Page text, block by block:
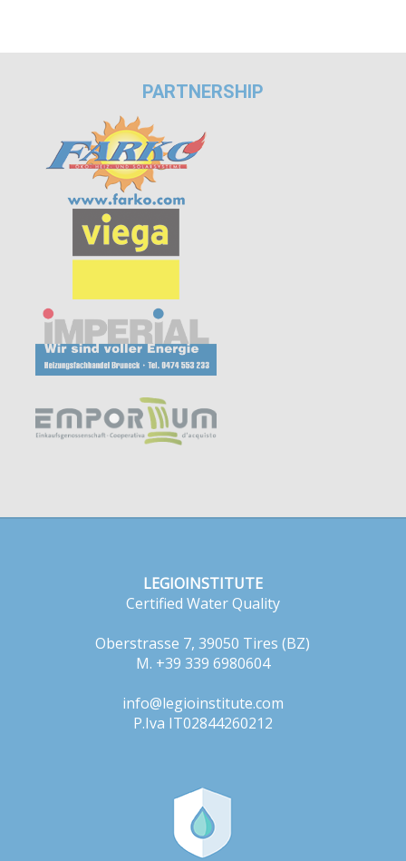
PARTNERSHIP
LEGIOINSTITUTE
Certified Water Quality
Oberstrasse 7, 39050 Tires (BZ)
M. +39 339 6980604
info@legioinstitute.com
P.Iva IT02844260212